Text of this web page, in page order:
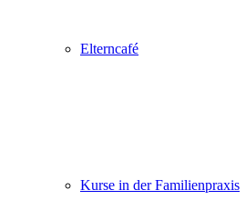
Elterncafé
Kurse in der Familienpraxis